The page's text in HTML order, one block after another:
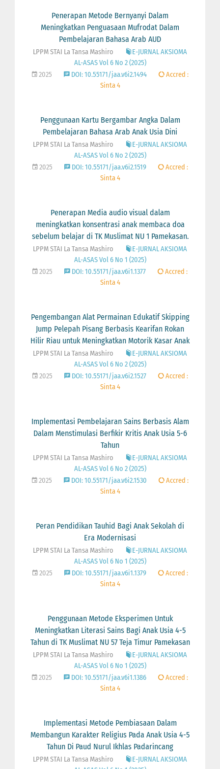
Penerapan Metode Bernyanyi Dalam
Meningkatkan Penguasaan Mufrodat Dalam
Pembelajaran Bahasa Arab AUD
LPPM STAI La Tansa Mashiro
E-JURNAL AKSIOMA
AL-ASAS Vol 6 No 2 (2025)
2025
DOI: 10.55171/jaa.v6i2.1494
Accred :
Sinta 4
Penggunaan Kartu Bergambar Angka Dalam
Pembelajaran Bahasa Arab Anak Usia Dini
LPPM STAI La Tansa Mashiro
E-JURNAL AKSIOMA
AL-ASAS Vol 6 No 2 (2025)
2025
DOI: 10.55171/jaa.v6i2.1519
Accred :
Sinta 4
Penerapan Media audio visual dalam
meningkatkan konsentrasi anak membaca doa
sebelum belajar di TK Muslimat NU 1 Pamekasan.
LPPM STAI La Tansa Mashiro
E-JURNAL AKSIOMA
AL-ASAS Vol 6 No 1 (2025)
2025
DOI: 10.55171/jaa.v6i1.1377
Accred :
Sinta 4
Pengembangan Alat Permainan Edukatif Skipping
Jump Pelepah Pisang Berbasis Kearifan Rokan
Hilir Riau untuk Meningkatkan Motorik Kasar Anak
LPPM STAI La Tansa Mashiro
E-JURNAL AKSIOMA
AL-ASAS Vol 6 No 2 (2025)
2025
DOI: 10.55171/jaa.v6i2.1527
Accred :
Sinta 4
Implementasi Pembelajaran Sains Berbasis Alam
Dalam Menstimulasi Berfikir Kritis Anak Usia 5-6
Tahun
LPPM STAI La Tansa Mashiro
E-JURNAL AKSIOMA
AL-ASAS Vol 6 No 2 (2025)
2025
DOI: 10.55171/jaa.v6i2.1530
Accred :
Sinta 4
Peran Pendidikan Tauhid Bagi Anak Sekolah di
Era Modernisasi
LPPM STAI La Tansa Mashiro
E-JURNAL AKSIOMA
AL-ASAS Vol 6 No 1 (2025)
2025
DOI: 10.55171/jaa.v6i1.1379
Accred :
Sinta 4
Penggunaan Metode Eksperimen Untuk
Meningkatkan Literasi Sains Bagi Anak Usia 4-5
Tahun di TK Muslimat NU 57 Teja Timur Pamekasan
LPPM STAI La Tansa Mashiro
E-JURNAL AKSIOMA
AL-ASAS Vol 6 No 1 (2025)
2025
DOI: 10.55171/jaa.v6i1.1386
Accred :
Sinta 4
Implementasi Metode Pembiasaan Dalam
Membangun Karakter Religius Pada Anak Usia 4-5
Tahun Di Paud Nurul Ikhlas Padarincang
LPPM STAI La Tansa Mashiro
E-JURNAL AKSIOMA